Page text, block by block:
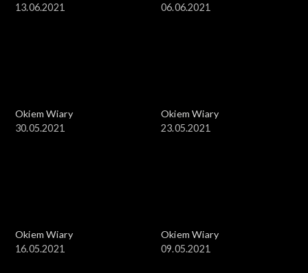
13.06.2021
06.06.2021
Okiem Wiary
30.05.2021
Okiem Wiary
23.05.2021
Okiem Wiary
16.05.2021
Okiem Wiary
09.05.2021